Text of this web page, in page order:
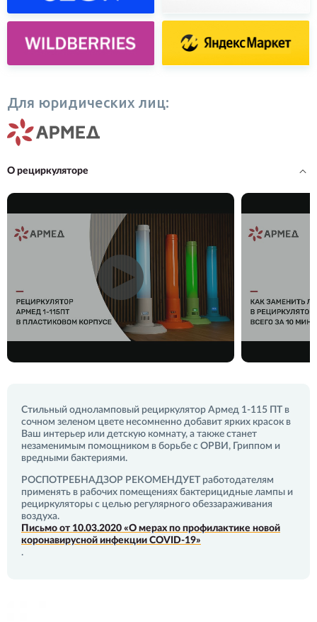
Для юридических лиц:
О рециркуляторе
Стильный одноламповый рециркулятор Армед 1-115 ПТ в
сочном зеленом цвете несомненно добавит ярких красок в
Ваш интерьер или детскую комнату, а также станет
незаменимым помощником в борьбе с ОРВИ, Гриппом и
вредными бактериями.
РОСПОТРЕБНАДЗОР РЕКОМЕНДУЕТ работодателям
применять в рабочих помещениях бактерицидные лампы и
рециркуляторы с целью регулярного обеззараживания
воздуха.
Письмо от 10.03.2020 «О мерах по профилактике новой
коронавирусной инфекции COVID-19»
.